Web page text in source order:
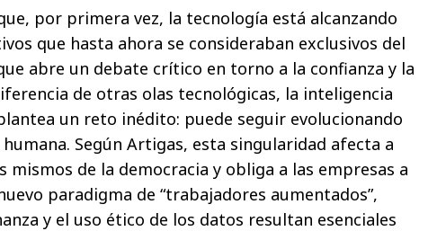
por primera vez, la tecnología está alcanzando
que hasta ahora se consideraban exclusivos del
abre un debate crítico en torno a la confianza y la
de otras olas tecnológicas, la inteligencia
un reto inédito: puede seguir evolucionando
Según Artigas, esta singularidad afecta a
mismos de la democracia y obliga a las empresas a
paradigma de “trabajadores aumentados”,
y el uso ético de los datos resultan esenciales